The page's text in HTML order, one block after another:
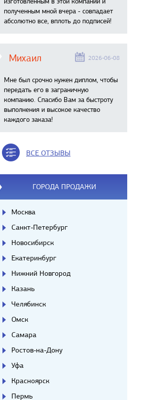
полученным мной вчера - совпадает
абсолютно все, вплоть до подписей!
Михаил 2026-06-08
Мне был срочно нужен диплом, чтобы
передать его в заграничную
компанию. Спасибо Вам за быстроту
выполнения и высокое качество
каждого заказа!
ВСЕ ОТЗЫВЫ
ГОРОДА ПРОДАЖИ
Москва
Санкт-Петербург
Новосибирск
Екатеринбург
Нижний Новгород
Казань
Челябинск
Омск
Самара
Ростов-на-Дону
Уфа
Красноярск
Пермь